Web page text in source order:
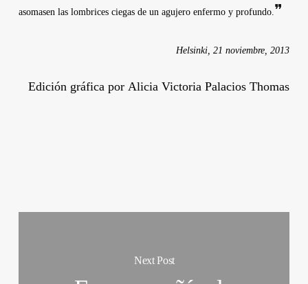
asomasen las lombrices ciegas de un agujero enfermo y profundo. ❞
Helsinki, 21 noviembre, 2013
Edición gráfica por Alicia Victoria Palacios Thomas
Next Post